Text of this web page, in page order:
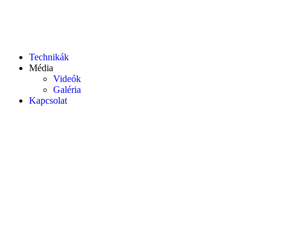
Technikák
Média
Videók
Galéria
Kapcsolat